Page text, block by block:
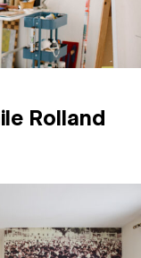
Rolland